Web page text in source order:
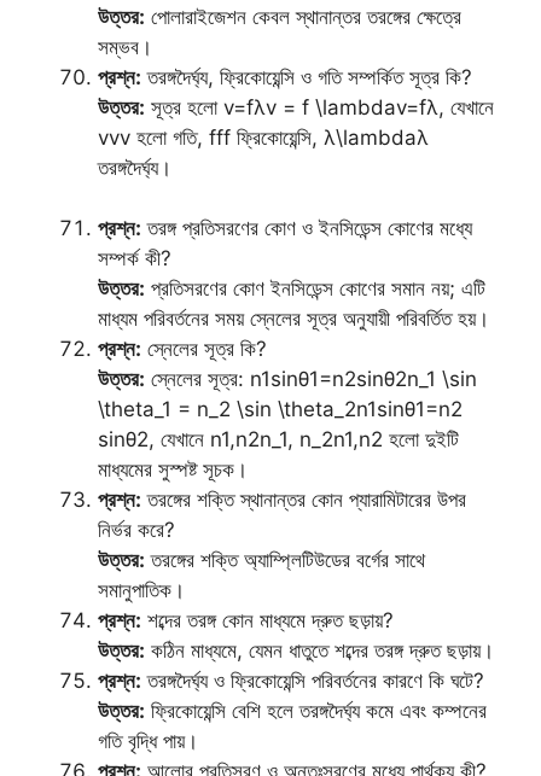
উত্তর: পোলারাইজেশন কেবল স্থানান্তর তরঙ্গের ক্ষেত্রে
সম্ভব।
প্রশ্ন: তরঙ্গদৈর্ঘ্য, ফ্রিকোয়েন্সি ও গতি সম্পর্কিত সূত্র কি?
উত্তর: সূত্র হলো v=fλv = f \lambdav=fλ, যেখানে
vvv হলো গতি, fff ফ্রিকোয়েন্সি, λ\lambdaλ
তরঙ্গদৈর্ঘ্য।
প্রশ্ন: তরঙ্গ প্রতিসরণের কোণ ও ইনসিডেন্স কোণের মধ্যে
সম্পর্ক কী?
উত্তর: প্রতিসরণের কোণ ইনসিডেন্স কোণের সমান নয়; এটি
মাধ্যম পরিবর্তনের সময় স্নেলের সূত্র অনুযায়ী পরিবর্তিত হয়।
প্রশ্ন: স্নেলের সূত্র কি?
উত্তর: স্নেলের সূত্র: n1sin⁡θ1=n2sin⁡θ2n_1 \sin
\theta_1 = n_2 \sin \theta_2n1​sinθ1​=n2​
sinθ2​, যেখানে n1,n2n_1, n_2n1​,n2​ হলো দুইটি
মাধ্যমের সুস্পষ্ট সূচক।
প্রশ্ন: তরঙ্গের শক্তি স্থানান্তর কোন প্যারামিটারের উপর
নির্ভর করে?
উত্তর: তরঙ্গের শক্তি অ্যাম্প্লিটিউডের বর্গের সাথে
সমানুপাতিক।
প্রশ্ন: শব্দের তরঙ্গ কোন মাধ্যমে দ্রুত ছড়ায়?
উত্তর: কঠিন মাধ্যমে, যেমন ধাতুতে শব্দের তরঙ্গ দ্রুত ছড়ায়।
প্রশ্ন: তরঙ্গদৈর্ঘ্য ও ফ্রিকোয়েন্সি পরিবর্তনের কারণে কি ঘটে?
উত্তর: ফ্রিকোয়েন্সি বেশি হলে তরঙ্গদৈর্ঘ্য কমে এবং কম্পনের
গতি বৃদ্ধি পায়।